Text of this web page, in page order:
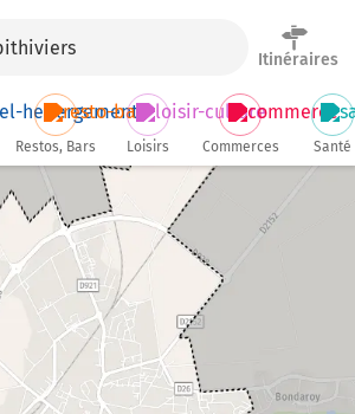
Itinéraires
Restos, Bars Loisirs Commerces Santé